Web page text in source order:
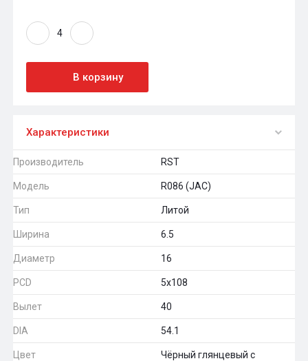
В корзину
Характеристики
Производитель RST
Модель R086 (JAC)
Тип Литой
Ширина 6.5
Диаметр 16
PCD 5x108
Вылет 40
DIA 54.1
Цвет
Чёрный глянцевый с